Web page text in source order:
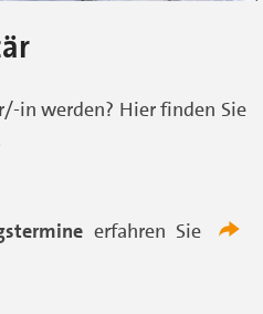
in werden? Hier finden Sie
erfahren Sie